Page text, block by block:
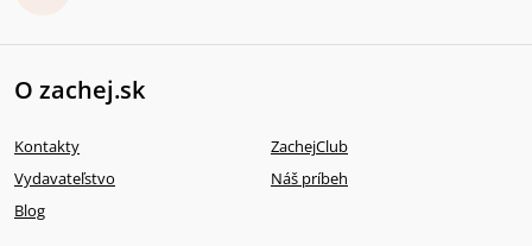
O zachej.sk
Kontakty
ZachejClub
Vydavateľstvo
Náš príbeh
Blog